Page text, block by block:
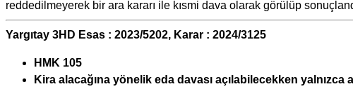
reddedilmeyerek bir ara kararı ile kısmi dava olarak görülüp
Yargıtay 3HD Esas : 2023/5202, Karar : 2024/3125
HMK 105
Kira alacağına yönelik eda davası açılabilecekken